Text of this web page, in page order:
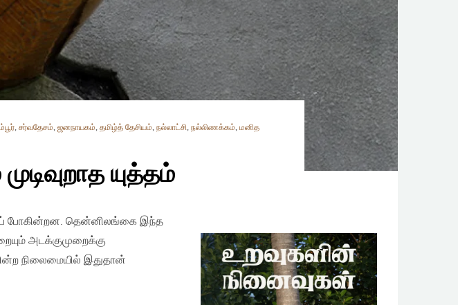
, சர்வதேசம், ஜனநாயகம், தமிழ்த் தேசியம், நல்லாட்சி, நல்லிணக்கம், மனித
யுத்தம்
போகின்றன. தென்னிலங்கை இந்த
அடக்குமுறைக்கு
நிலைமையில் இதுதான்